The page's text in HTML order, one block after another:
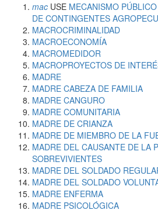
mac USE MECANISMO
DE CONTINGENTES
MACROCRIMINALIDAD
MACROECONOMÍA
MACROMEDIDOR
MACROPROYECTOS DE
MADRE
MADRE CABEZA DE FAMILIA
MADRE CANGURO
MADRE COMUNITARIA
MADRE DE CRIANZA
MADRE DE MIEMBRO DE LA
MADRE DEL CAUSANTE DE LA
SOBREVIVIENTES
MADRE DEL SOLDADO
MADRE DEL SOLDADO
MADRE ENFERMA
MADRE PSICOLÓGICA